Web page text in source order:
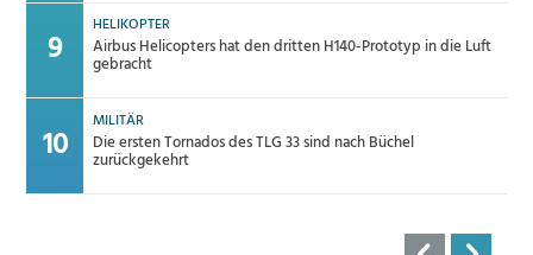
HELIKOPTER
Airbus Helicopters hat den dritten H140-Prototyp in die Luft
gebracht
MILITÄR
Die ersten Tornados des TLG 33 sind nach Büchel
zurückgekehrt